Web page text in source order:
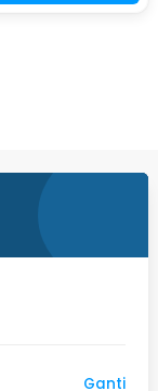
Ganti